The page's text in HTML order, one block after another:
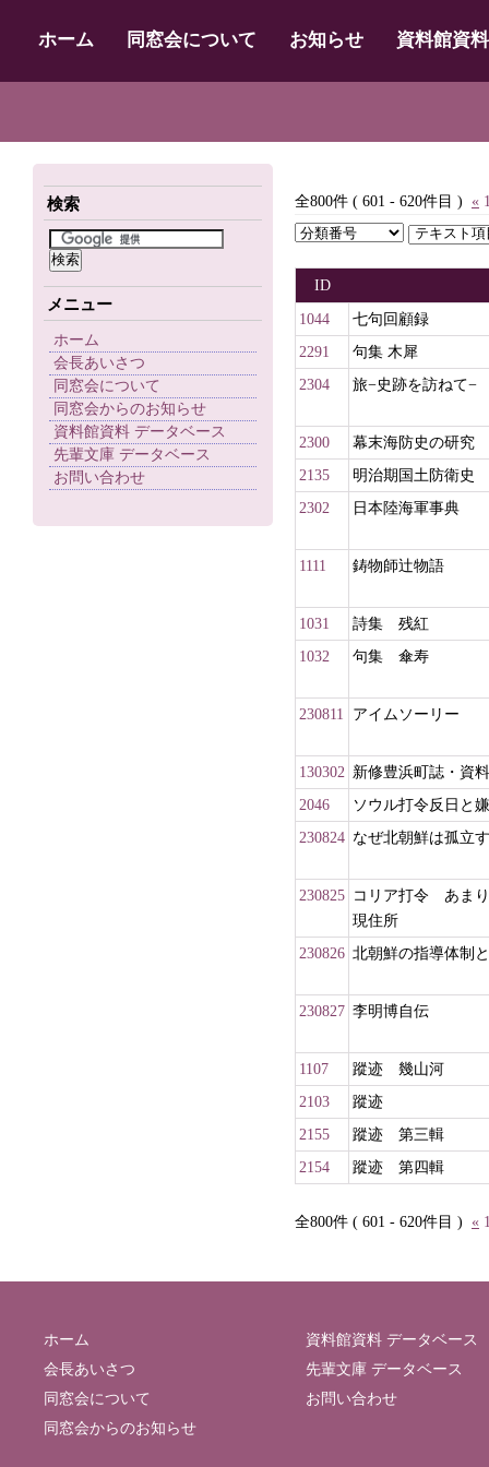
ホーム 同窓会について お知らせ 資料館資
検索
メニュー
ホーム
会長あいさつ
同窓会について
同窓会からのお知らせ
資料館資料 データベース
先輩文庫 データベース
お問い合わせ
全800件 ( 601 - 620件目 ) «
ID
1044
七句回顧録
2291
句集 木犀
2304
旅−史跡を訪ねて−
2300
幕末海防史の研究
2135
明治期国土防衛史
2302
日本陸海軍事典
1111 鋳物師辻物語
1031
詩集 残紅
1032
句集 傘寿
230811 アイムソーリー
130302 新修豊浜町誌・資
2046
ソウル打令反日と
230824 なぜ北朝鮮は孤立
230825 コリア打令 あま
現住所
230826 北朝鮮の指導体制
230827 李明博自伝
1107
蹤迹 幾山河
2103
蹤迹
2155
蹤迹 第三輯
2154
蹤迹 第四輯
全800件 ( 601 - 620件目 ) «
ホーム
会長あいさつ
同窓会について
同窓会からのお知らせ
資料館資料 データベース
先輩文庫 データベース
お問い合わせ